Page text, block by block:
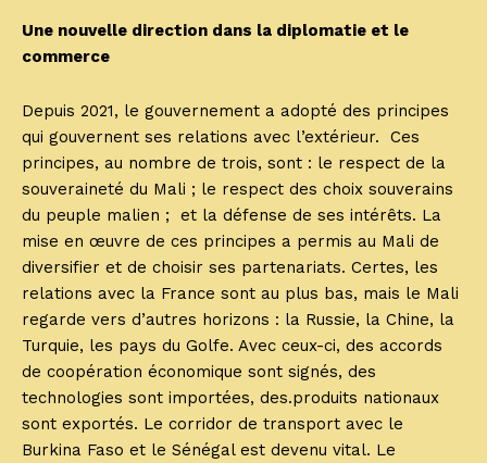
Une nouvelle direction dans la diplomatie et le
commerce
Depuis 2021, le gouvernement a adopté des principes
qui gouvernent ses relations avec l’extérieur. Ces
principes, au nombre de trois, sont : le respect de la
souveraineté du Mali ; le respect des choix souverains
du peuple malien ; et la défense de ses intérêts. La
mise en œuvre de ces principes a permis au Mali de
diversifier et de choisir ses partenariats. Certes, les
relations avec la France sont au plus bas, mais le Mali
regarde vers d’autres horizons : la Russie, la Chine, la
Turquie, les pays du Golfe. Avec ceux-ci, des accords
de coopération économique sont signés, des
technologies sont importées, des.produits nationaux
sont exportés. Le corridor de transport avec le
Burkina Faso et le Sénégal est devenu vital. Le